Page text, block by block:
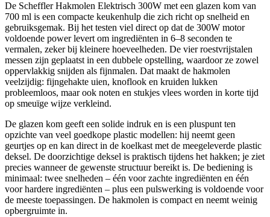
De Scheffler Hakmolen Elektrisch 300W met een glazen kom van
700 ml is een compacte keukenhulp die zich richt op snelheid en
gebruiksgemak. Bij het testen viel direct op dat de 300W motor
voldoende power levert om ingrediënten in 6–8 seconden te
vermalen, zeker bij kleinere hoeveelheden. De vier roestvrijstalen
messen zijn geplaatst in een dubbele opstelling, waardoor ze zowel
oppervlakkig snijden als fijnmalen. Dat maakt de hakmolen
veelzijdig: fijngehakte uien, knoflook en kruiden lukken
probleemloos, maar ook noten en stukjes vlees worden in korte tijd
op smeuïge wijze verkleind.
De glazen kom geeft een solide indruk en is een pluspunt ten
opzichte van veel goedkope plastic modellen: hij neemt geen
geurtjes op en kan direct in de koelkast met de meegeleverde plastic
deksel. De doorzichtige deksel is praktisch tijdens het hakken; je ziet
precies wanneer de gewenste structuur bereikt is. De bediening is
minimaal: twee snelheden – één voor zachte ingrediënten en één
voor hardere ingrediënten – plus een pulswerking is voldoende voor
de meeste toepassingen. De hakmolen is compact en neemt weinig
opbergruimte in.